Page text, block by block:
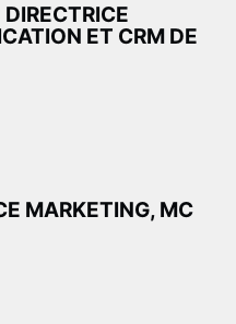
ET CRM DE
MARKETING, MC